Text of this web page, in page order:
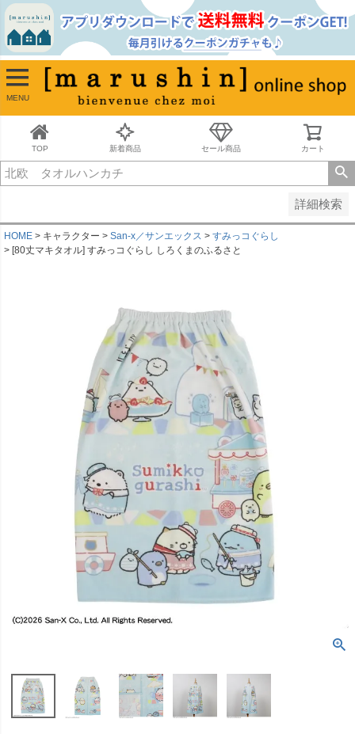
MENU
TOP 新着商品 セール商品 カート
詳細検索
並び順
新着順
古い順
価格が安い順
価格が高い順
キーワードヒット順
HOME キャラクター San-x／サンエックス
すみっコぐらし
[80丈マキタオル] すみっコぐらし しろくまのふるさと